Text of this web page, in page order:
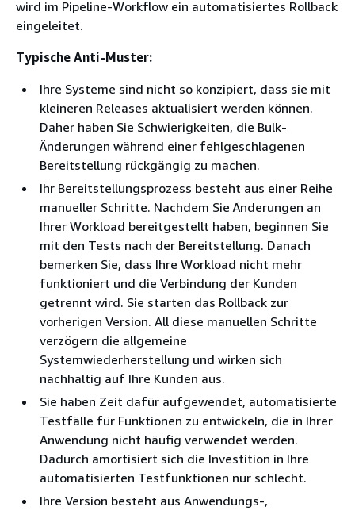
wird im Pipeline-Workflow ein automatisiertes Rollback
eingeleitet.
Typische Anti-Muster:
Ihre Systeme sind nicht so konzipiert, dass sie mit
kleineren Releases aktualisiert werden können.
Daher haben Sie Schwierigkeiten, die Bulk-
Änderungen während einer fehlgeschlagenen
Bereitstellung rückgängig zu machen.
Ihr Bereitstellungsprozess besteht aus einer Reihe
manueller Schritte. Nachdem Sie Änderungen an
Ihrer Workload bereitgestellt haben, beginnen Sie
mit den Tests nach der Bereitstellung. Danach
bemerken Sie, dass Ihre Workload nicht mehr
funktioniert und die Verbindung der Kunden
getrennt wird. Sie starten das Rollback zur
vorherigen Version. All diese manuellen Schritte
verzögern die allgemeine
Systemwiederherstellung und wirken sich
nachhaltig auf Ihre Kunden aus.
Sie haben Zeit dafür aufgewendet, automatisierte
Testfälle für Funktionen zu entwickeln, die in Ihrer
Anwendung nicht häufig verwendet werden.
Dadurch amortisiert sich die Investition in Ihre
automatisierten Testfunktionen nur schlecht.
Ihre Version besteht aus Anwendungs-,